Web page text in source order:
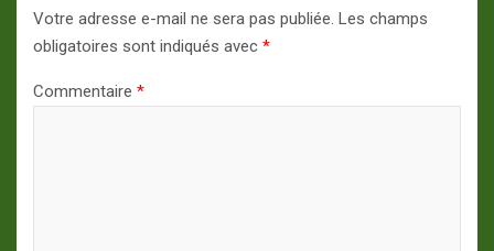
Votre adresse e-mail ne sera pas publiée. Les champs
obligatoires sont indiqués avec *
Commentaire *